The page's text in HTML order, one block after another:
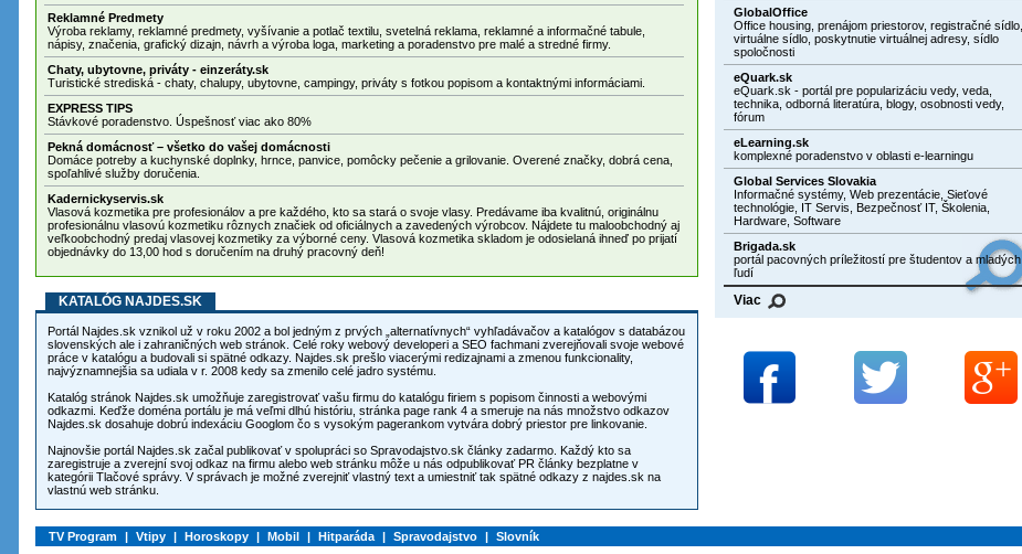
Reklamné Predmety
Výroba reklamy, reklamné predmety, vyšívanie a potlač textilu, svetelná reklama, reklamné a informačné tabule,
nápisy, značenia, grafický dizajn, návrh a výroba loga, marketing a poradenstvo pre malé a stredné firmy.
Chaty, ubytovne, priváty - einzeráty.sk
Turistické strediská - chaty, chalupy, ubytovne, campingy, priváty s fotkou popisom a kontaktnými informáciami.
EXPRESS TIPS
Stávkové poradenstvo. Úspešnosť viac ako 80%
Pekná domácnosť – všetko do vašej domácnosti
Domáce potreby a kuchynské doplnky, hrnce, panvice, pomôcky pečenie a grilovanie. Overené značky, dobrá cena,
spoľahlivé služby doručenia.
Kadernickyservis.sk
Vlasová kozmetika pre profesionálov a pre každého, kto sa stará o svoje vlasy. Predávame iba kvalitnú, originálnu
profesionálnu vlasovú kozmetiku rôznych značiek od oficiálnych a zavedených výrobcov. Nájdete tu maloobchodný aj
veľkoobchodný predaj vlasovej kozmetiky za výborné ceny. Vlasová kozmetika skladom je odosielaná ihneď po prijatí
objednávky do 13,00 hod s doručením na druhý pracovný deň!
KATALÓG NAJDES.SK
Portál Najdes.sk vznikol už v roku 2002 a bol jedným z prvých „alternatívnych“ vyhľadávačov a katalógov s databázou
slovenských ale i zahraničných web stránok. Celé roky webový developeri a SEO fachmani zverejňovali svoje webové
práce v katalógu a budovali si spätné odkazy. Najdes.sk prešlo viacerými redizajnami a zmenou funkcionality,
najvýznamnejšia sa udiala v r. 2008 kedy sa zmenilo celé jadro systému.
Katalóg stránok Najdes.sk umožňuje zaregistrovať vašu firmu do katalógu firiem s popisom činnosti a webovými
odkazmi. Keďže doména portálu je má veľmi dlhú históriu, stránka page rank 4 a smeruje na nás množstvo odkazov
Najdes.sk dosahuje dobrú indexáciu Googlom čo s vysokým pagerankom vytvára dobrý priestor pre linkovanie.
Najnovšie portál Najdes.sk začal publikovať v spolupráci so Spravodajstvo.sk články zadarmo. Každý kto sa
zaregistruje a zverejní svoj odkaz na firmu alebo web stránku môže u nás odpublikovať PR články bezplatne v
kategórii Tlačové správy. V správach je možné zverejniť vlastný text a umiestniť tak spätné odkazy z najdes.sk na
vlastnú web stránku.
GlobalOffice
Office housing, prenájom priestorov, registračné sídlo,
virtuálne sídlo, poskytnutie virtuálnej adresy, sídlo
spoločnosti
eQuark.sk
eQuark.sk - portál pre popularizáciu vedy, veda,
technika, odborná literatúra, blogy, osobnosti vedy,
fórum
eLearning.sk
komplexné poradenstvo v oblasti e-learningu
Global Services Slovakia
Informačné systémy, Web prezentácie, Sieťové
technológie, IT Servis, Bezpečnosť IT, Školenia,
Hardware, Software
Brigada.sk
portál pacovných príležitostí pre študentov a mladých
ľudí
Viac
TV Program | Vtipy | Horoskopy | Mobil | Hitparáda | Spravodajstvo | Slovník